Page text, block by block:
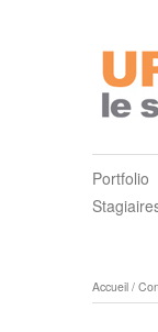
Portfolio
Accueil /